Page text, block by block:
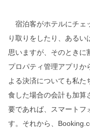
宿泊客がホテルにチェ
り取りをしたり、あるい
思いますが、そのときに
プロパティ管理アプリか
よる決済についても私た
食した場合の会計も加算
要であれば、スマートフ
す。それから、